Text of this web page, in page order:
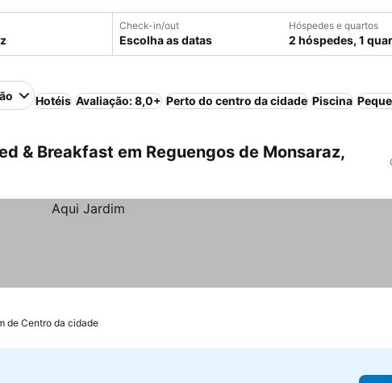
Check-in/out
Escolha as datas
Hóspedes e quartos
2 hóspedes, 1
Hotéis Avaliação: 8,0+ Perto do centro da cidade Piscina
& Breakfast em Reguengos de Monsaraz,
de Centro da cidade